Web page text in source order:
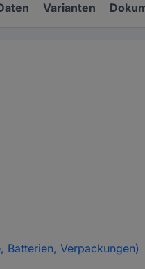
Varianten
Batterien, Verpackungen)